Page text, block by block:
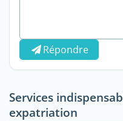
Répondre
Services
expatriation